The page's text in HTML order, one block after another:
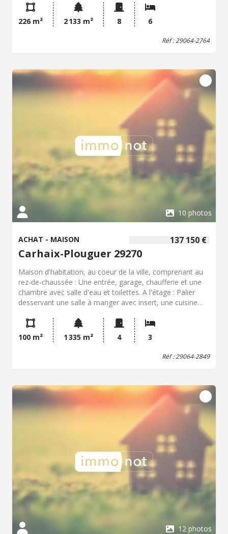
chambres et une salle d'eau avec toilettes. Terrain de
2133 m².
226 m² 2 133 m² 8 6
Réf : 29064-2764
10 photos
137 150 €
ACHAT - MAISON
Carhaix-Plouguer 29270
Maison d'habitation, au coeur de la ville, comprenant au
rez-de-chaussée : Une entrée, garage, chaufferie et une
chambre avec salle d'eau et toilettes. A l'étage : Palier
desservant une salle à manger avec insert, une cuisine
chambres. Combles. Terrain de 1325 m² avec deux petites
dépendances.
100 m² 1 335 m² 4 3
Réf : 29064-2849
12 photos